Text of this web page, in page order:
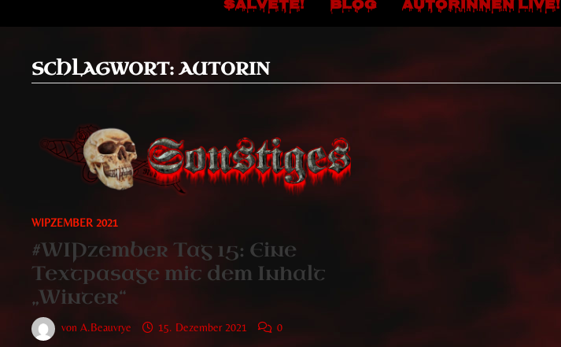
SALVETE! BLOG AUTORINNEN LIVE!
SCHLAGWORT:AUTORIN
WIPZEMBER 2021
#WIPzember Tag 15: Eine
Textpasage mit dem Inhalt
„Winter“
vonA.Beauvrye 15. Dezember 2021 0